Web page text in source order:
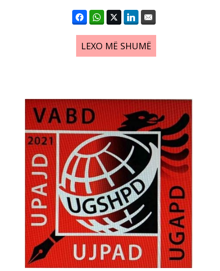
LEXO MË SHUMË